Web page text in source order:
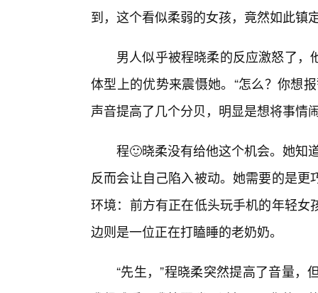
到，这个看似柔弱的女孩，竟然如此镇
男人似乎被程晓柔的反应激怒了
体型上的优势来震慑她。“怎么？你想
声音提高了几个分贝，明显是想将事情
程🙂晓柔没有给他这个机会。她知
反而会让自己陷入被动。她需要的是
环境：前方有正在低头玩手机的年轻
边则是一位正在打瞌睡的老奶奶。
“先生，”程晓柔突然提高了音量，